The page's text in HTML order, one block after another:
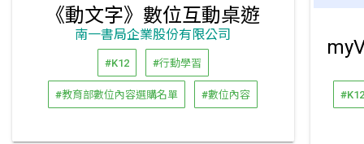
《動文字》數位互動桌遊
南一書局企業股份有限公司
#K12 #行動學習
#教育部數位內容選購名單 #數位內容